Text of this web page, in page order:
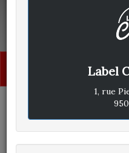
CLIENT A A
Label
1, rue